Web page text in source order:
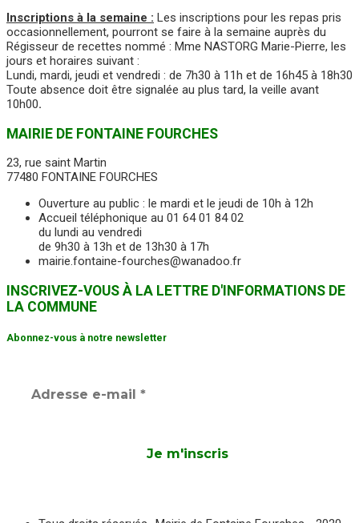
Inscriptions à la semaine : Les inscriptions pour les repas pris
occasionnellement, pourront se faire à la semaine auprès du
Régisseur de recettes nommé : Mme NASTORG Marie-Pierre, les
jours et horaires suivant :
Lundi, mardi, jeudi et vendredi : de 7h30 à 11h et de 16h45 à 18h30
Toute absence doit être signalée au plus tard, la veille avant
10h00.
MAIRIE DE FONTAINE FOURCHES
23, rue saint Martin
77480 FONTAINE FOURCHES
Ouverture au public : le mardi et le jeudi de 10h à 12h
Accueil téléphonique au 01 64 01 84 02
du lundi au vendredi
de 9h30 à 13h et de 13h30 à 17h
mairie.fontaine-fourches@wanadoo.fr
INSCRIVEZ-VOUS À LA LETTRE D'INFORMATIONS DE
LA COMMUNE
Abonnez-vous à notre newsletter